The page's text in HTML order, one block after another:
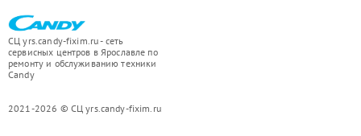
СЦ yrs.candy-fixim.ru - сеть
сервисных центров в Ярославле по
ремонту и обслуживанию техники
Candy
2021-2026 © СЦ yrs.candy-fixim.ru